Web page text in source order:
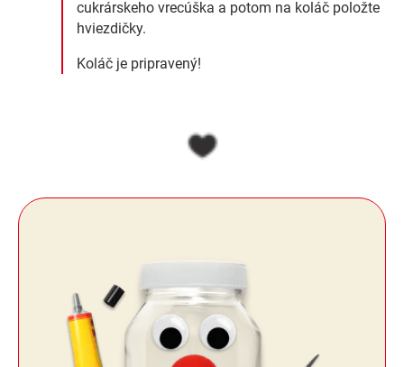
cukrárskeho vrecúška a potom na koláč položte
hviezdičky.
Koláč je pripravený!